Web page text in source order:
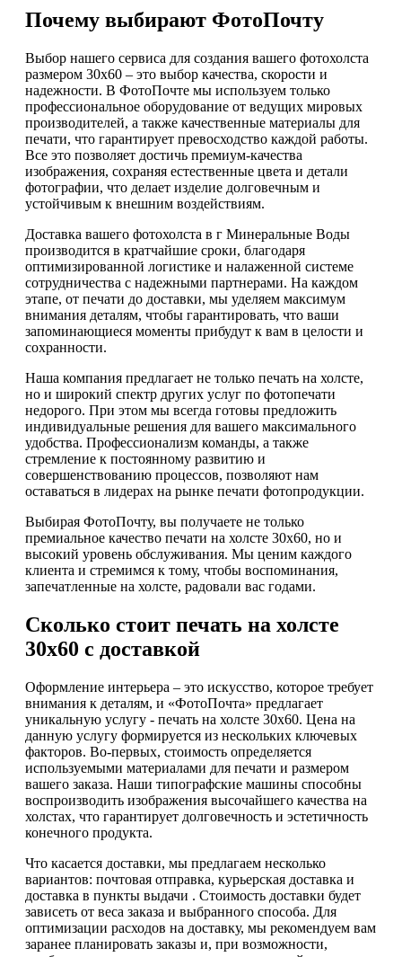
Почему выбирают ФотоПочту
Выбор нашего сервиса для создания вашего фотохолста
размером 30х60 – это выбор качества, скорости и
надежности. В ФотоПочте мы используем только
профессиональное оборудование от ведущих мировых
производителей, а также качественные материалы для
печати, что гарантирует превосходство каждой работы.
Все это позволяет достичь премиум-качества
изображения, сохраняя естественные цвета и детали
фотографии, что делает изделие долговечным и
устойчивым к внешним воздействиям.
Доставка вашего фотохолста в г Минеральные Воды
производится в кратчайшие сроки, благодаря
оптимизированной логистике и налаженной системе
сотрудничества с надежными партнерами. На каждом
этапе, от печати до доставки, мы уделяем максимум
внимания деталям, чтобы гарантировать, что ваши
запоминающиеся моменты прибудут к вам в целости и
сохранности.
Наша компания предлагает не только печать на холсте,
но и широкий спектр других услуг по фотопечати
недорого. При этом мы всегда готовы предложить
индивидуальные решения для вашего максимального
удобства. Профессионализм команды, а также
стремление к постоянному развитию и
совершенствованию процессов, позволяют нам
оставаться в лидерах на рынке печати фотопродукции.
Выбирая ФотоПочту, вы получаете не только
премиальное качество печати на холсте 30х60, но и
высокий уровень обслуживания. Мы ценим каждого
клиента и стремимся к тому, чтобы воспоминания,
запечатленные на холсте, радовали вас годами.
Сколько стоит печать на холсте
30х60 с доставкой
Оформление интерьера – это искусство, которое требует
внимания к деталям, и «ФотоПочта» предлагает
уникальную услугу - печать на холсте 30х60. Цена на
данную услугу формируется из нескольких ключевых
факторов. Во-первых, стоимость определяется
используемыми материалами для печати и размером
вашего заказа. Наши типографские машины способны
воспроизводить изображения высочайшего качества на
холстах, что гарантирует долговечность и эстетичность
конечного продукта.
Что касается доставки, мы предлагаем несколько
вариантов: почтовая отправка, курьерская доставка и
доставка в пункты выдачи . Стоимость доставки будет
зависеть от веса заказа и выбранного способа. Для
оптимизации расходов на доставку, мы рекомендуем вам
заранее планировать заказы и, при возможности,